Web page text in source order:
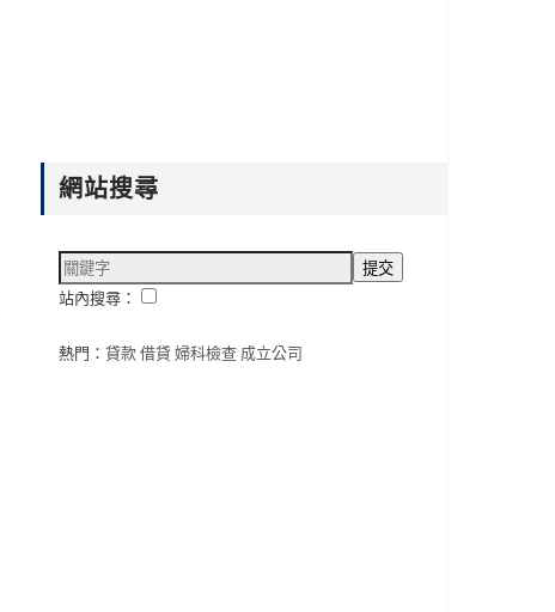
網站搜尋
站內搜尋：
熱門： 貸款借貸婦科檢查 成立公司